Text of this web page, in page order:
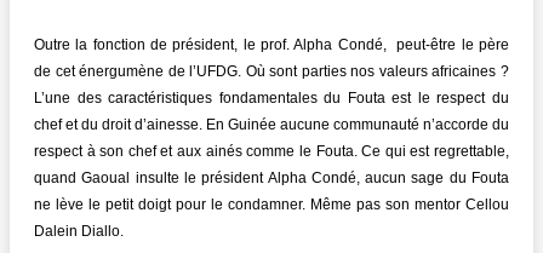
Outre la fonction de président, le prof. Alpha Condé, peut-être le père
de cet énergumène de l’UFDG. Où sont parties nos valeurs africaines ?
L’une des caractéristiques fondamentales du Fouta est le respect du
chef et du droit d’ainesse. En Guinée aucune communauté n’accorde du
respect à son chef et aux ainés comme le Fouta. Ce qui est regrettable,
quand Gaoual insulte le président Alpha Condé, aucun sage du Fouta
ne lève le petit doigt pour le condamner. Même pas son mentor Cellou
Dalein Diallo.